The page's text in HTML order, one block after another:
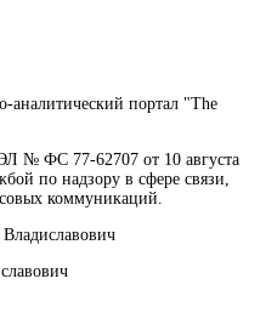
портал "The
№ ФС 77-62707 от 10 августа
по надзору в сфере связи,
коммуникаций.